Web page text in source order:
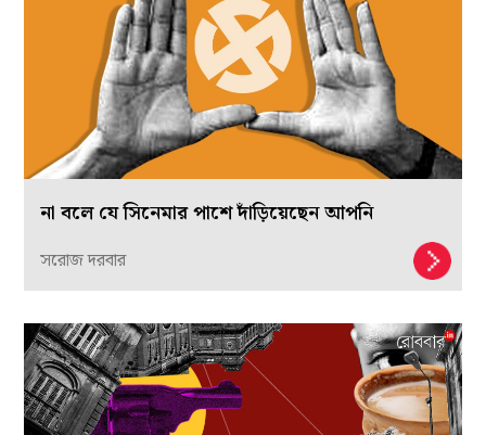
না বলে যে সিনেমার পাশে দাঁড়িয়েছেন আপনি
সরোজ দরবার